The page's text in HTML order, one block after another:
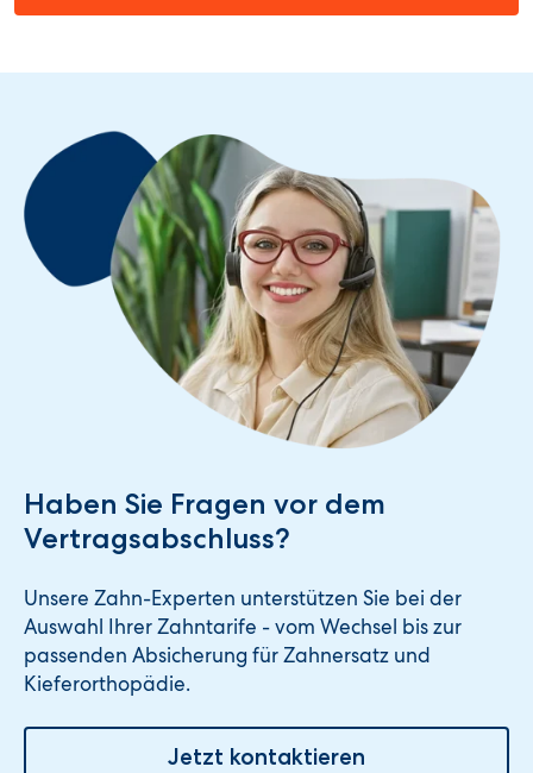
Haben Sie Fragen vor dem
Vertragsabschluss?
Unsere Zahn-Experten unterstützen Sie bei der
Auswahl Ihrer Zahntarife - vom Wechsel bis zur
passenden Absicherung für Zahnersatz und
Kieferorthopädie.
Jetzt kontaktieren